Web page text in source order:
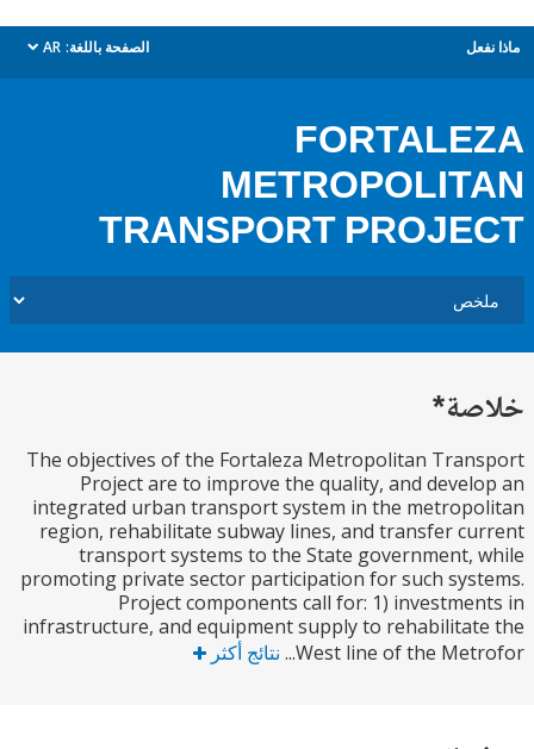
الصفحة باللغة: AR
dropdown
TRANSPORT
The objectives of the Fortaleza Metropolitan
Project are to improve the quality, and
integrated urban transport system in the
region, rehabilitate subway lines, and transfer
transport systems to the State
promoting private sector participation for such
Project components call for: 1)
infrastructure, and equipment supply to
West line of the
نتائج أكثر